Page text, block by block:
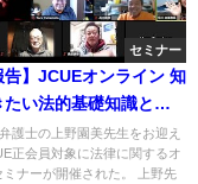
セミナー
告】JCUEオンライン 知
たい法的基礎知識と面
国人のこと
護士の上野園美先生をお迎え
正会員対象に法律に関するオ
ミナーが開催された。 上野先